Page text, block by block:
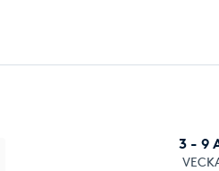
3 - 9